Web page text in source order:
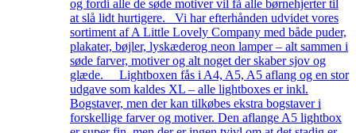
og fordi alle de søde motiver vil få alle børnehjerter til
at slå lidt hurtigere. Vi har efterhånden udvidet vores
sortiment af A Little Lovely Company med både puder,
plakater, bøjler, lyskæderog neon lamper – alt sammen i
søde farver, motiver og alt noget der skaber sjov og
glæde. Lightboxen fås i A4, A5, A5 aflang og en stor
udgave som kaldes XL – alle lightboxes er inkl.
Bogstaver, men der kan tilkøbes ekstra bogstaver i
forskellige farver og motiver. Den aflange A5 lightbox